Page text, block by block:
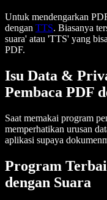
Untuk mendengarkan
dengan TTS. Biasanya
suara' atau 'TTS' yang
PDF.
Isu Data &
Pembaca PDF
Saat memakai program
memperhatikan urusan
aplikasi supaya
Program
dengan Suara